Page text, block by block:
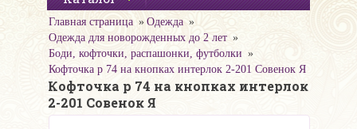
Главная страница
Одежда
Одежда для новорожденных до 2 лет
Боди, кофточки, распашонки, футболки
Кофточка р 74 на кнопках интерлок 2-201 Совенок Я
Кофточка р 74 на кнопках интерлок
2-201 Совенок Я